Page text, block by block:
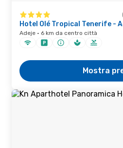
Hotel Olé Tropical Tenerife -
Adeje · 6 km da centro città
Mostra